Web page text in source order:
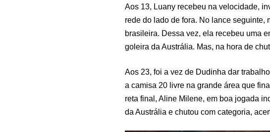
Aos 13, Luany recebeu na velocidade,
rede do lado de fora. No lance seguinte,
brasileira. Dessa vez, ela recebeu uma
goleira da Austrália. Mas, na hora de
Aos 23, foi a vez de Dudinha dar
a camisa 20 livre na grande área que
reta final, Aline Milene, em boa jogada
da Austrália e chutou com categoria,